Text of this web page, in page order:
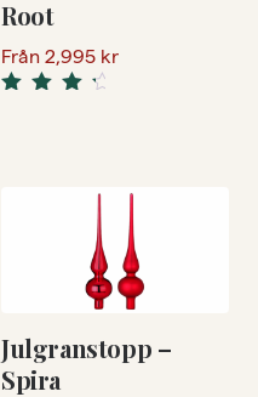
Root
Från 2,995 kr
Julgranstopp –
Spira